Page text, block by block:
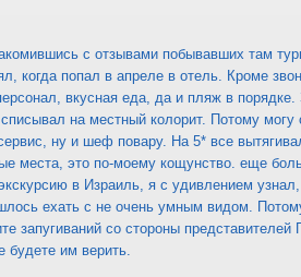
с отзывами побывавших там
когда попал в апреле в отель. Кроме
вкусная еда, да и пляж в
на местный колорит. Потому могу
ну и шеф повару. На 5* все
места, это по-моему кощунство. еще
в Израиль, я с удивлением
ехать с не очень умным видом.
запугиваний со стороны представителей
будете им верить.